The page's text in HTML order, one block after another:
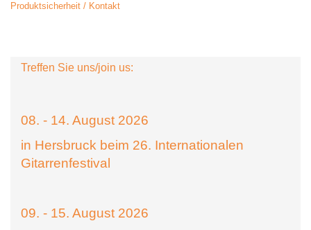
Produktsicherheit / Kontakt
Treffen Sie uns/join us:
08. - 14. August 2026
in Hersbruck beim 26. Internationalen
Gitarrenfestival
09. - 15. August 2026